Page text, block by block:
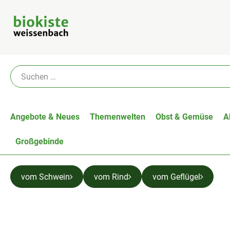
Angebote & Neues Themenwelten Obst & Gemüse
Großgebinde
vom Schwein vom Rind vom Geflügel